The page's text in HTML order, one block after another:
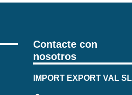
Contacte con
nosotros
IMPORT EXPORT VAL SL